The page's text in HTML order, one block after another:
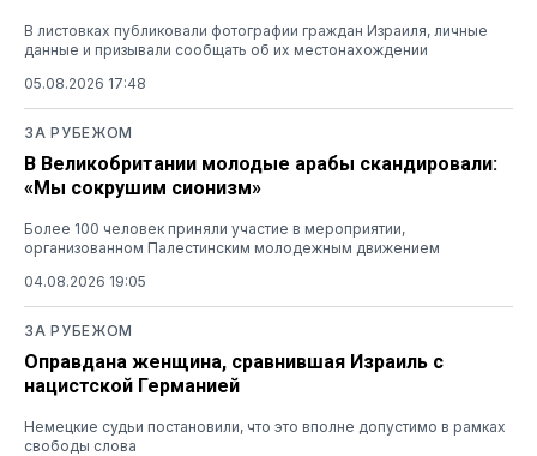
В листовках публиковали фотографии граждан Израиля, личные
данные и призывали сообщать об их местонахождении
05.08.2026 17:48
ЗА РУБЕЖОМ
В Великобритании молодые арабы скандировали:
«Мы сокрушим сионизм»
Более 100 человек приняли участие в мероприятии,
организованном Палестинским молодежным движением
04.08.2026 19:05
ЗА РУБЕЖОМ
Оправдана женщина, сравнившая Израиль с
нацистской Германией
Немецкие судьи постановили, что это вполне допустимо в рамках
свободы слова